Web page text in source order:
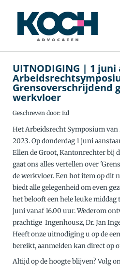
Over Ons
Specialisten
Rechtsgebieden
Actueel
Contact
UITNODIGING | 1 juni
Grensoverschrijdend
werkvloer
Geschreven door: Ed
Het Arbeidsrecht Symposium van
2023. Op donderdag 1 juni
Ellen de Groot, Kantonrechter bij
gaat ons alles vertellen over
de werkvloer. Een hot item op dit
biedt alle gelegenheid om even
het belooft een hele leuke middag
juni vanaf 16.00 uur. Wederom
prachtige Ingenhousz, Dr. Jan
Heeft onze uitnodiging u op de
bereikt, aanmelden kan direct op
Altijd op de hoogte blijven? Volg